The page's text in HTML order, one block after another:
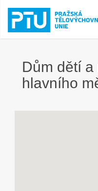
Dům dětí a
hlavního